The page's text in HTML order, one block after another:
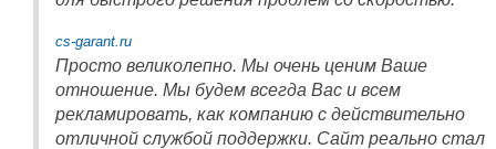
cs-garant.ru
Просто великолепно. Мы очень ценим Ваше
отношение. Мы будем всегда Вас и всем
рекламировать, как компанию с действительно
отличной службой поддержки. Сайт реально стал